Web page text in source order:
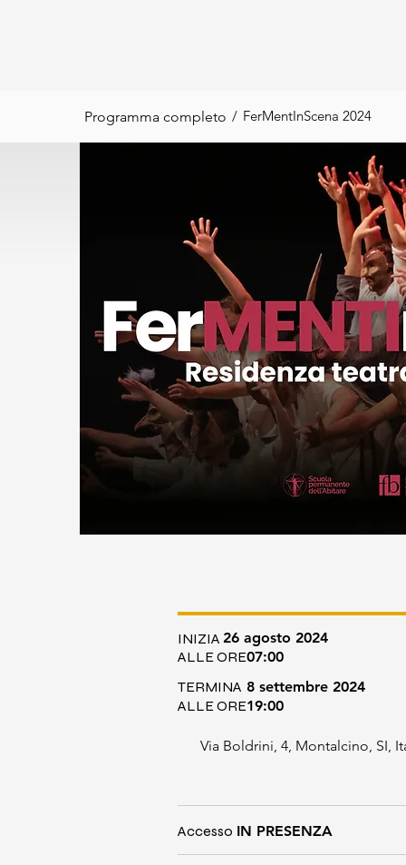
Programma completo FerMentInScena 2024
/
26 agosto 2024
INIZIA
07:00
ALLE ORE
8 settembre 2024
TERMINA
19:00
ALLE ORE
Via Boldrini, 4, Montalcino, SI,
Accesso IN PRESENZA